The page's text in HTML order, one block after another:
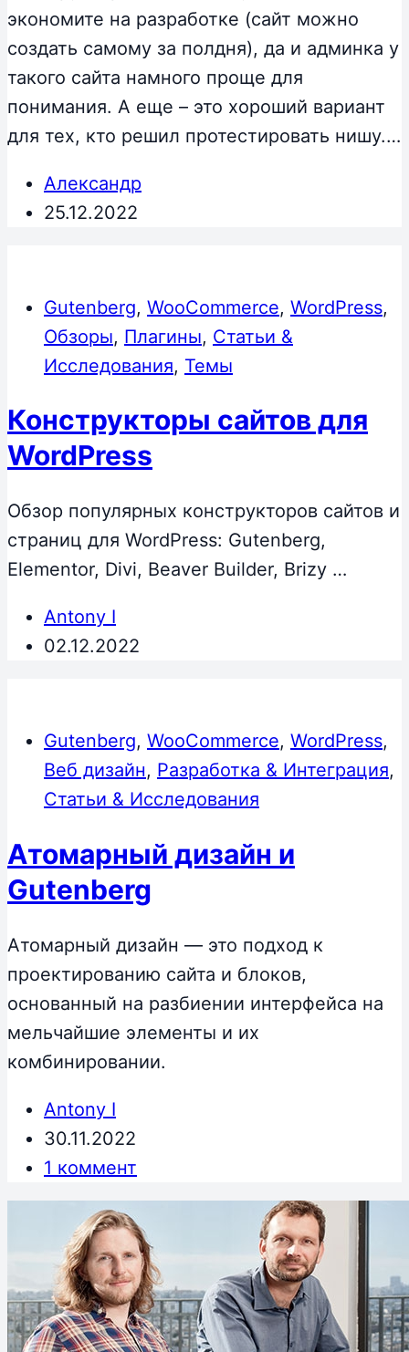
экономите на разработке (сайт можно
создать самому за полдня), да и админка у
такого сайта намного проще для
понимания. А еще – это хороший вариант
для тех, кто решил протестировать нишу.…
Александр
25.12.2022
Gutenberg, WooCommerce, WordPress,
Обзоры, Плагины, Статьи &
Исследования, Темы
Конструкторы сайтов для
WordPress
Обзор популярных конструкторов сайтов и
страниц для WordPress: Gutenberg,
Elementor, Divi, Beaver Builder, Brizy …
Antony I
02.12.2022
Gutenberg, WooCommerce, WordPress,
Веб дизайн, Разработка & Интеграция,
Статьи & Исследования
Атомарный дизайн и
Gutenberg
Атомарный дизайн — это подход к
проектированию сайта и блоков,
основанный на разбиении интерфейса на
мельчайшие элементы и их
комбинировании.
Antony I
30.11.2022
1 коммент